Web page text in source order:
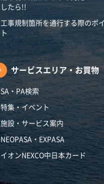
したら!!
工事規制箇所を通行する際のポ
ト
サービスエリア・お買物
SA・PA検索
特集・イベント
施設・サービス案内
NEOPASA・EXPASA
イオンNEXCO中日本カード